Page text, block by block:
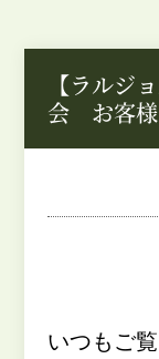
【ラルジ
会 お客様
いつもご